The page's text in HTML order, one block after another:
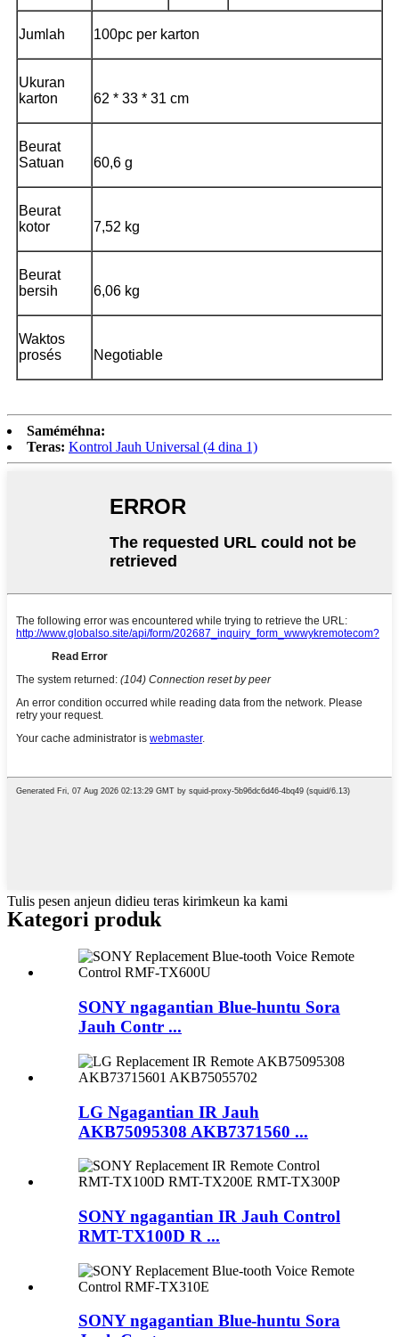
Jumlah 100pc per karton
Ukuran
karton
62 * 33 * 31 cm
Beurat
Satuan
60,6 g
Beurat
kotor
7,52 kg
Beurat
bersih
6,06 kg
Waktos
prosés
Negotiable
Saméméhna:
Teras: Kontrol Jauh Universal (4 dina 1)
Tulis pesen anjeun didieu teras kirimkeun ka kami
Kategori produk
SONY ngagantian Blue-huntu Sora
Jauh Contr ...
LG Ngagantian IR Jauh
AKB75095308 AKB7371560 ...
SONY ngagantian IR Jauh Control
RMT-TX100D R ...
SONY ngagantian Blue-huntu Sora